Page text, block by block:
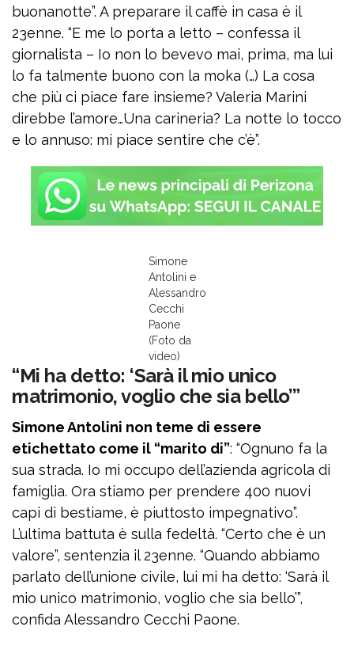
buonanotte”. A preparare il caffè in casa è il
23enne. “E me lo porta a letto – confessa il
giornalista – Io non lo bevevo mai, prima, ma lui
lo fa talmente buono con la moka (…) La cosa
che più ci piace fare insieme? Valeria Marini
direbbe l’amore…Una carineria? La notte lo tocco
e lo annuso: mi piace sentire che c’è”.
Simone
Antolini e
Alessandro
Cecchi
Paone
(Foto da
video)
“Mi ha detto: ‘Sarà il mio unico
matrimonio, voglio che sia bello’”
Simone Antolini non teme di essere
etichettato come il “marito di”: “Ognuno fa la
sua strada. Io mi occupo dell’azienda agricola di
famiglia. Ora stiamo per prendere 400 nuovi
capi di bestiame, è piuttosto impegnativo”.
L’ultima battuta è sulla fedeltà. “Certo che è un
valore”, sentenzia il 23enne. “Quando abbiamo
parlato dell’unione civile, lui mi ha detto: ‘Sarà il
mio unico matrimonio, voglio che sia bello’”,
confida Alessandro Cecchi Paone.